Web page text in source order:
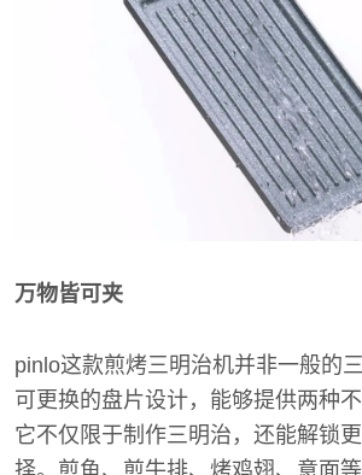
万物皆可夹
pinlo这款煎烤三明治机并非一般的
可更换的盘片设计，能够提供两种不
它不仅限于制作三明治，还能解锁